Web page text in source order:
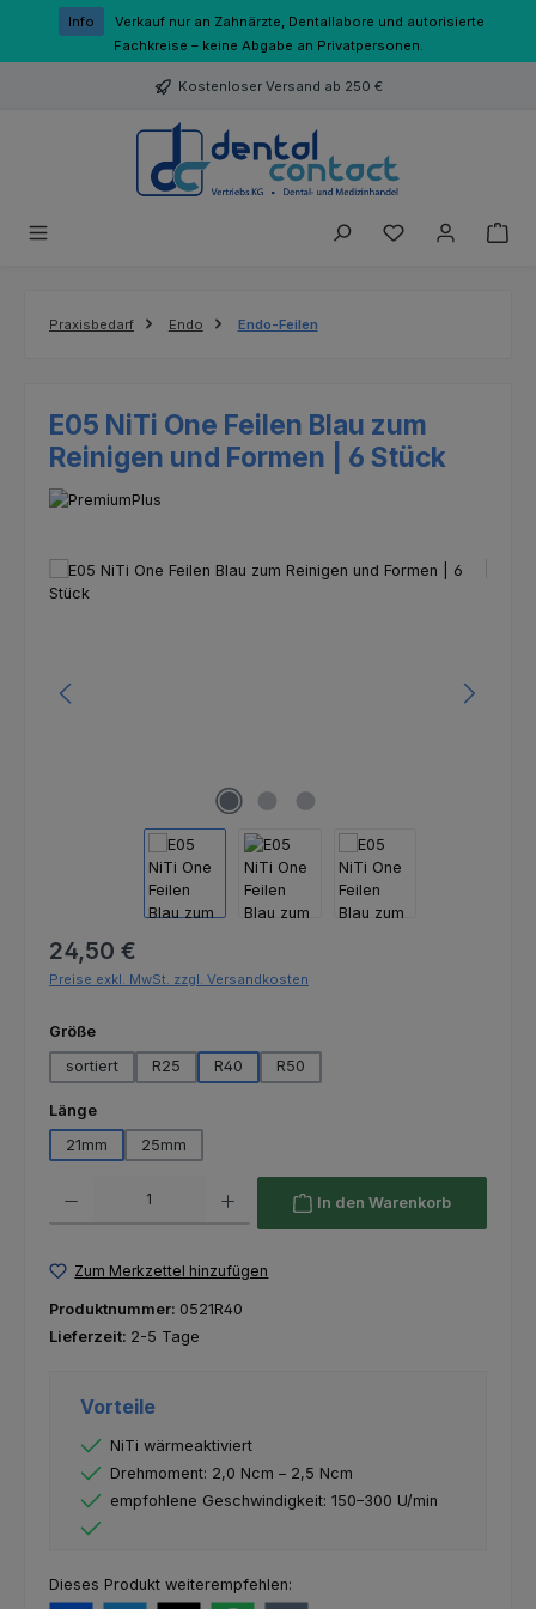
Zum Hauptinhalt springen
Info
Verkauf nur an Zahnärzte, Dentallabore und autorisierte
Fachkreise – keine Abgabe an Privatpersonen.
Kostenloser Versand ab 250 €
Du hast 0
Praxisbedarf Endo Endo-Feilen
E05 NiTi One Feilen Blau zum
Reinigen und Formen | 6 Stück
Bildergalerie überspringen
Regulärer Preis:
24,50 €
Preise exkl. MwSt. zzgl. Versandkosten
Größeauswählen
sortiert
R25 R40 R50
Längeauswählen
21mm
25mm
In den Warenkorb
Zum Merkzettel hinzufügen
Produktnummer: 0521R40
Lieferzeit: 2-5 Tage
Vorteile
NiTi wärmeaktiviert
Drehmoment: 2,0 Ncm – 2,5 Ncm
empfohlene Geschwindigkeit: 150–300 U/min
Dieses Produkt weiterempfehlen: